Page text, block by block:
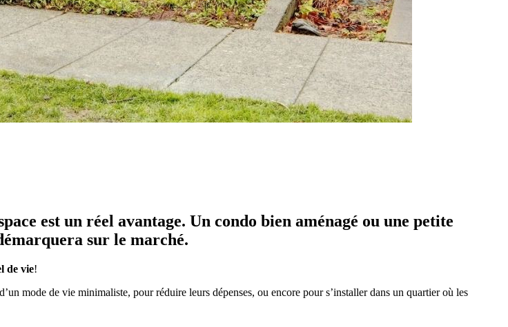
est un réel avantage. Un condo bien aménagé ou une petite
sur le marché.
de vie!
mode de vie minimaliste, pour réduire leurs dépenses, ou encore pour s’installer dans un quartier où les